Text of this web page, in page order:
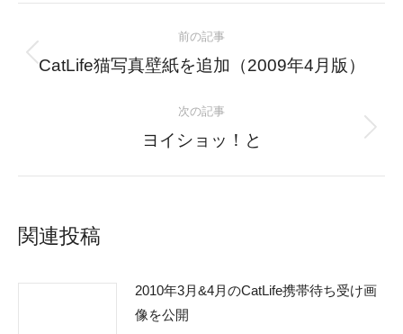
navigation
前の記事
Previous
CatLife猫写真壁紙を追加（2009年4月版）
次の記事
Next
ヨイショッ！と
関連投稿
2010年3月&4月のCatLife携帯待ち受け画
像を公開